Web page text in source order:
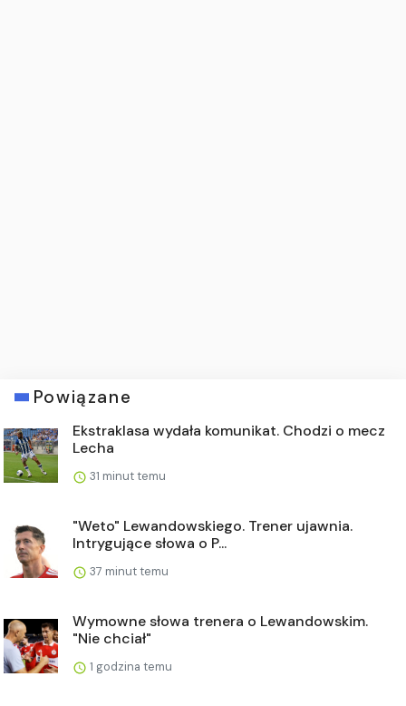
Powiązane
Ekstraklasa wydała komunikat. Chodzi o mecz
Lecha
31 minut temu
"Weto" Lewandowskiego. Trener ujawnia.
Intrygujące słowa o P...
37 minut temu
Wymowne słowa trenera o Lewandowskim.
"Nie chciał"
1 godzina temu